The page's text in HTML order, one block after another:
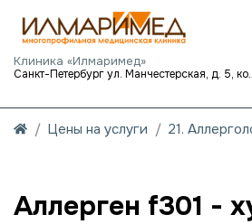
Клиника «Илмаримед»
Санкт-
Цены на услуги 21.
Аллерген f301 -